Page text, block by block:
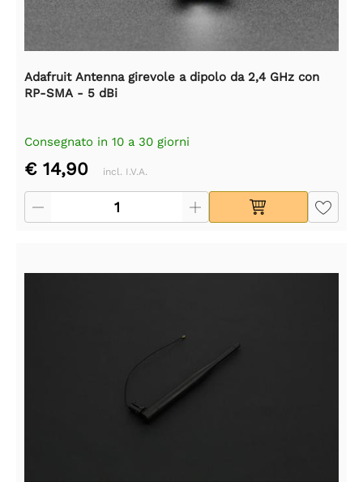
Adafruit Antenna girevole a dipolo da 2,4 GHz con
RP-SMA - 5 dBi
Consegnato in 10 a 30 giorni
€ 14,90 incl. I.V.A.